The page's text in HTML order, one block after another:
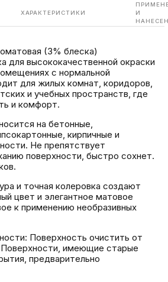
ХАРАКТЕРИСТИКИ
И
(3% блеска)
для высококачественной окраски
с нормальной
для жилых комнат, коридоров,
и учебных пространств, где
и комфорт.
на бетонные,
кирпичные и
Не препятствует
поверхности, быстро сохнет.
и точная колеровка создают
цвет и элегантное матовое
к применению необразивных
Поверхность очистить от
Поверхности, имеющие старые
предварительно